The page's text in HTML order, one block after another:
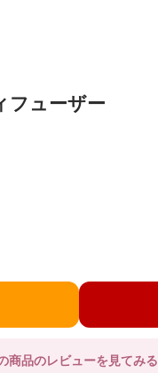
フューザー
商品のレビューを見てみる